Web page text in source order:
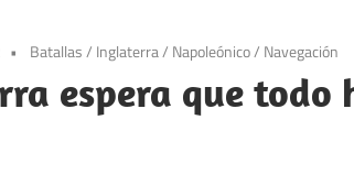
Batallas/ Inglaterra/ Napoleónico/ Navegación
espera que todo